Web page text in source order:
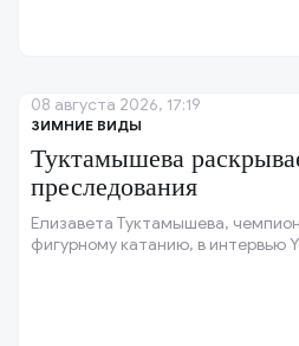
ЗИМНИЕ ВИДЫ
Туктамышева
преследования
Елизавета Туктамышева,
фигурному катанию, в интервью
08 августа 2026, 17:19